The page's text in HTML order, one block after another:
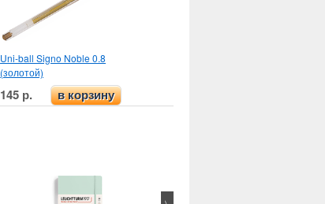
Uni-ball Signo Noble 0.8
(золотой)
145 р. в корзину